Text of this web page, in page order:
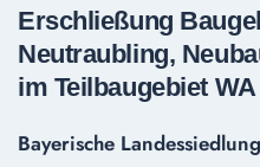
Erschließung
Neutraubling,
im Teilbaugebiet WA
Bayerische